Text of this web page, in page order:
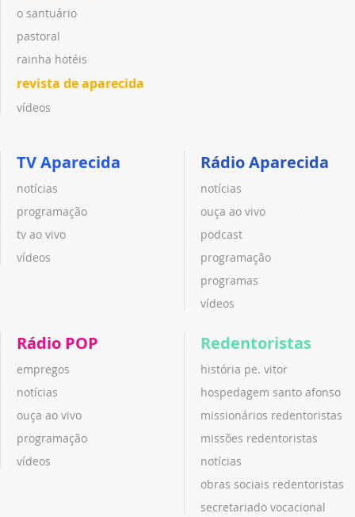
o santuário
pastoral
rainha hotéis
revista de aparecida
vídeos
TV Aparecida
notícias
programação
tv ao vivo
vídeos
Rádio Aparecida
notícias
ouça ao vivo
podcast
programação
programas
vídeos
Rádio POP
empregos
notícias
ouça ao vivo
programação
vídeos
Redentoristas
história pe. vitor
hospedagem santo afonso
missionários redentoristas
missões redentoristas
notícias
obras sociais redentoristas
secretariado vocacional